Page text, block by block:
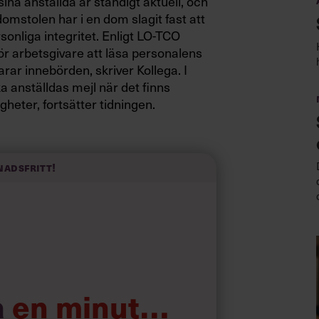
har i en dom slagit fast att
integritet. Enligt LO-TCO
arbetsgivare att läsa personalens
innebörden, skriver Kollega. I
anställdas mejl när det finns
fortsätter tidningen.
om att man inte fick skicka
därmed var tillåtet för honom att
en minut…